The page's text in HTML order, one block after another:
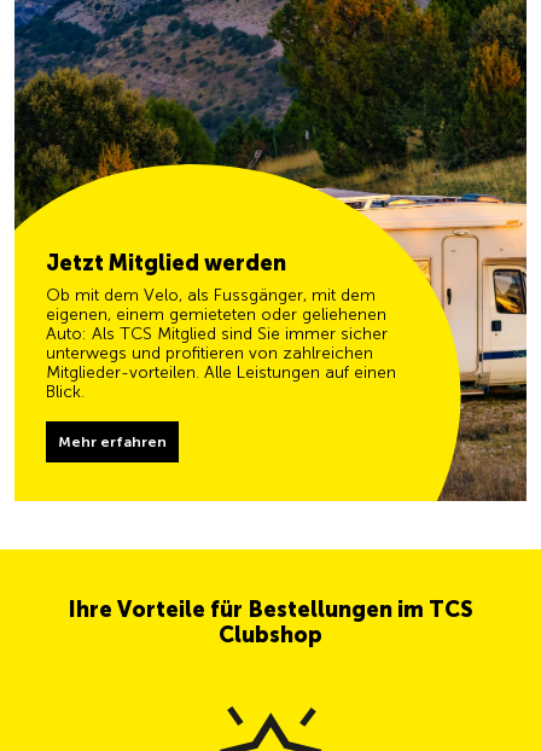
Jetzt Mitglied werden
Ob mit dem Velo, als Fussgänger, mit dem
eigenen, einem gemieteten oder geliehenen
Auto: Als TCS Mitglied sind Sie immer sicher
unterwegs und profitieren von zahlreichen
Mitglieder-vorteilen. Alle Leistungen auf einen
Blick.
Mehr erfahren
Ihre Vorteile für Bestellungen im TCS
Clubshop